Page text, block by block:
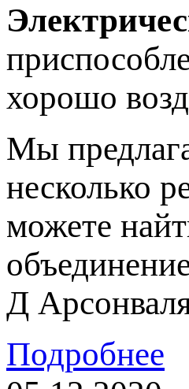
хорошо
Мы
несколько
можете
Д
Подробнее